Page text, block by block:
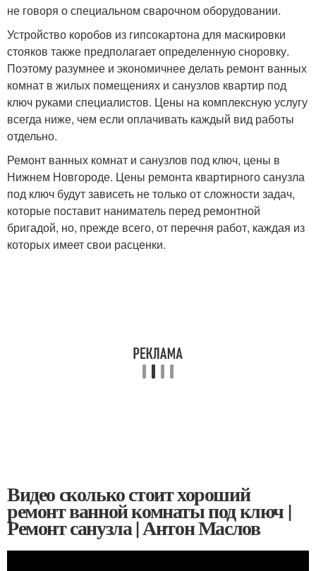
не говоря о специальном сварочном оборудовании.
Устройство коробов из гипсокартона для маскировки
стояков также предполагает определенную сноровку.
Поэтому разумнее и экономичнее делать ремонт ванных
комнат в жилых помещениях и санузлов квартир под
ключ руками специалистов. Цены на комплексную услугу
всегда ниже, чем если оплачивать каждый вид работы
отдельно.
Ремонт ванных комнат и санузлов под ключ, цены в
Нижнем Новгороде. Цены ремонта квартирного санузла
под ключ будут зависеть не только от сложности задач,
которые поставит наниматель перед ремонтной
бригадой, но, прежде всего, от перечня работ, каждая из
которых имеет свои расценки.
Видео сколько стоит хороший
ремонт ванной комнаты под ключ |
Ремонт санузла | Антон Маслов